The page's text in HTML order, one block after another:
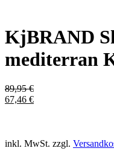
KjBRAND
mediterran
89,95€
67,46 €
inkl. MwSt. zzgl.